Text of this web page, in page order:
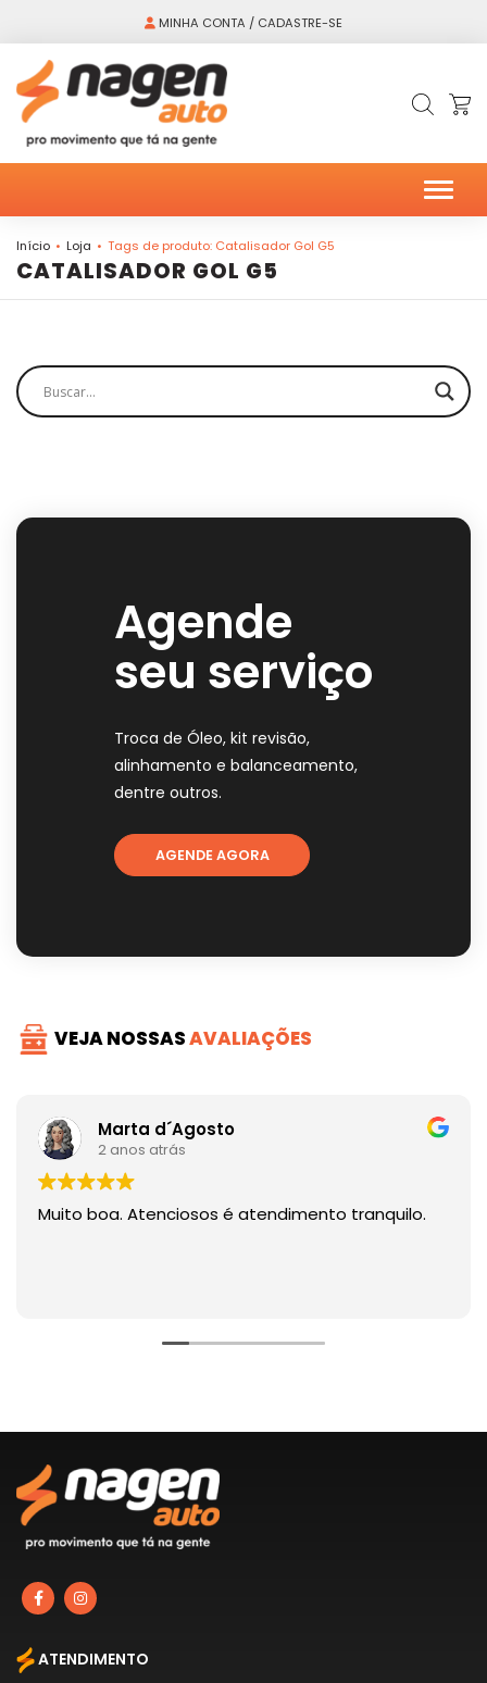
MINHA CONTA / CADASTRE-SE
Início Loja Tags de produto: Catalisador Gol G5
CATALISADOR GOL G5
Agende
seu serviço
Troca de Óleo, kit revisão,
alinhamento e balanceamento,
dentre outros.
AGENDE AGORA
VEJA NOSSASAVALIAÇÕES
Marta d´Agosto
2 anos atrás
Muito boa. Atenciosos é atendimento tranquilo.
ATENDIMENTO